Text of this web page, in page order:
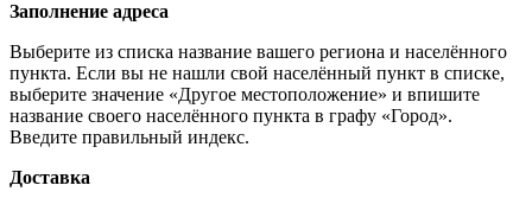
Заполнение адреса
Выберите из списка название вашего региона и населённого
пункта. Если вы не нашли свой населённый пункт в списке,
выберите значение «Другое местоположение» и впишите
название своего населённого пункта в графу «Город».
Введите правильный индекс.
Доставка